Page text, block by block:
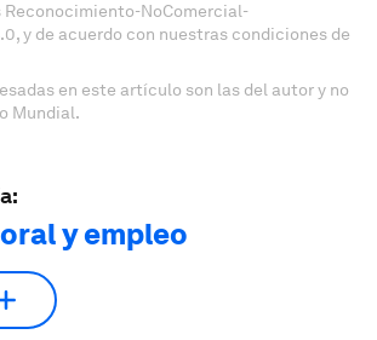
Reconocimiento-NoComercial-
y de acuerdo con nuestras condiciones de
en este artículo son las del autor y no
Mundial.
y empleo